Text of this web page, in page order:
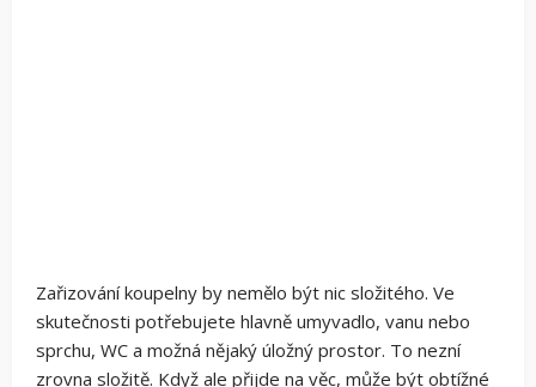
Zařizování koupelny by nemělo být nic složitého. Ve
skutečnosti potřebujete hlavně umyvadlo, vanu nebo
sprchu, WC a možná nějaký úložný prostor. To nezní
zrovna složitě. Když ale přijde na věc, může být obtížné